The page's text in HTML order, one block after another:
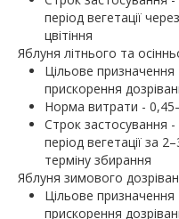
період вегетації
цвітіння
Яблуня літнього та
Цільове призначення
прискорення
Норма витрати -
Строк застосування
період вегетації за
терміну збирання
Яблуня зимового
Цільове призначення
прискорення